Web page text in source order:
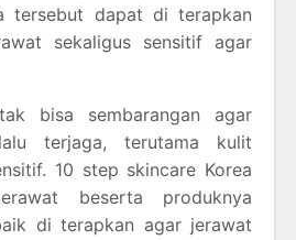
tersebut dapat di terapkan
sekaligus sensitif agar
bisa sembarangan agar
terjaga, terutama kulit
10 step skincare Korea
beserta produknya
di terapkan agar jerawat